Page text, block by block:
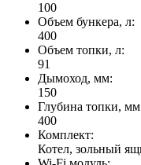
100
Объем бункера, л:
400
Объем топки, л:
91
Дымоход, мм:
150
Глубина топки,
400
Комплект:
Котел, зольный